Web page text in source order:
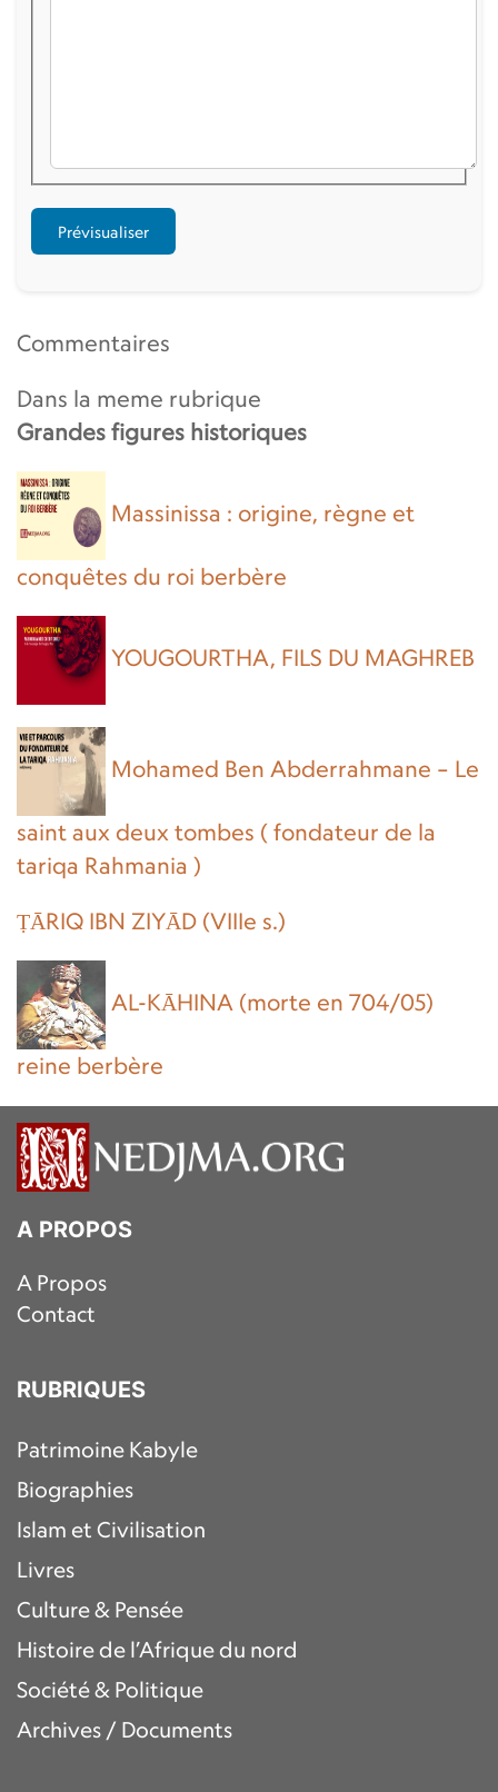
Commentaires
Dans la meme rubrique
Grandes figures historiques
Massinissa : origine, règne et
conquêtes du roi berbère
YOUGOURTHA, FILS DU MAGHREB
Mohamed Ben Abderrahmane – Le
saint aux deux tombes ( fondateur de la
tariqa Rahmania )
ṬĀRIQ IBN ZIYĀD (VIIIe s.)
AL-KĀHINA (morte en 704/05)
reine berbère
A PROPOS
A Propos
Contact
RUBRIQUES
Patrimoine Kabyle
Biographies
Islam et Civilisation
Livres
Culture & Pensée
Histoire de l’Afrique du nord
Société & Politique
Archives / Documents